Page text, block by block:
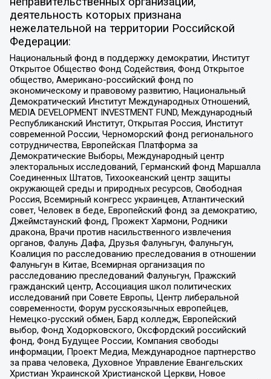
деятельность которых признана
нежелательной на территории Российской
Федерации:
Национальный фонд в поддержку демократии, Институт
Открытое Общество Фонд Содействия, Фонд Открытое
общество, Американо-российский фонд по
экономическому и правовому развитию, Национальный
Демократический Институт Международных Отношений,
MEDIA DEVELOPMENT INVESTMENT FUND, Международный
Республиканский Институт, Открытая Россия, Институт
современной России, Черноморский фонд регионального
сотрудничества, Европейская Платформа за
Демократические Выборы, Международный центр
электоральных исследований, Германский фонд Маршалла
Соединенных Штатов, Тихоокеанский центр защиты
окружающей среды и природных ресурсов, Свободная
Россия, Всемирный конгресс украинцев, Атлантический
совет, Человек в беде, Европейский фонд за демократию,
Джеймстаунский фонд, Прожект Хармони, Родники
дракона, Врачи против насильственного извлечения
органов, Фалунь Дафа, Друзья Фалуньгун, Фалуньгун,
Коалиция по расследованию преследования в отношении
Фалуньгун в Китае, Всемирная организация по
расследованию преследований Фалуньгун, Пражский
гражданский центр, Ассоциация школ политических
исследований при Совете Европы, Центр либеральной
современности, Форум русскоязычных европейцев,
Немецко-русский обмен, Бард колледж, Европейский
выбор, Фонд Ходорковского, Оксфордский российский
фонд, Фонд Будущее России, Компания свободы
информации, Проект Медиа, Международное партнерство
за права человека, Духовное Управление Евангельских
Христиан Украинской Христианской Церкви, Новое